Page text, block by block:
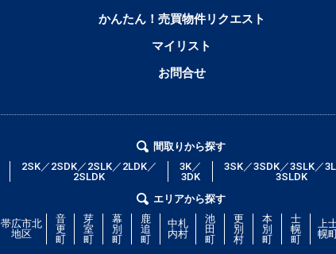
かんたん！売買物件リクエスト
マイリスト
お問合せ
間取りから探す
2SK／2SDK／2SLK／2LDK／
2SLDK
3K／
3DK
3SK／3SDK／3SLK／
3SLDK
エリアから探す
帯広市北
地区
音
更
町
芽
室
町
幕
別
町
鹿
追
町
中札
内村
池
田
町
更
別
村
本
別
町
士
幌
町
上
幌